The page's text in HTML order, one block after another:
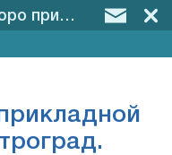
Петроград.